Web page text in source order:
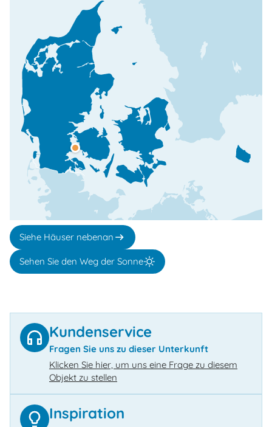
Siehe Häuser nebenan
Sehen Sie den Weg der Sonne
Kundenservice
Fragen Sie uns zu dieser Unterkunft
Klicken Sie hier, um uns eine Frage zu diesem
Objekt zu stellen
Inspiration